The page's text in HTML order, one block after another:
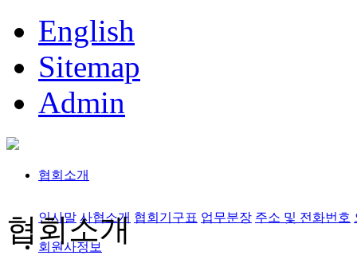
English
Sitemap
Admin
협회소개
인사말 사협소개 협회기구표 업무분장 주소 및 전화번호
회원사정보
협회소개